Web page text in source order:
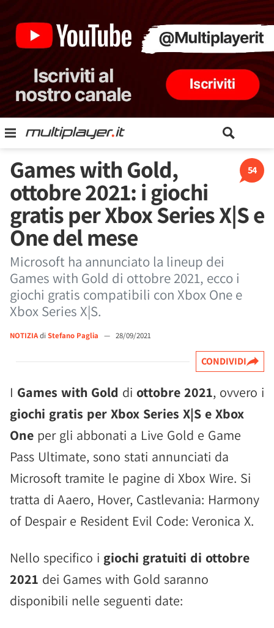
54
Games with Gold,
ottobre 2021: i giochi
gratis per Xbox Series X|S e
One del mese
Microsoft ha annunciato la lineup dei
Games with Gold di ottobre 2021, ecco i
giochi gratis compatibili con Xbox One e
Xbox Series X|S.
NOTIZIAdi Stefano Paglia — 28/09/2021
CONDIVIDI
I Games with Gold di ottobre 2021, ovvero i
giochi gratis per Xbox Series X|S e Xbox
One per gli abbonati a Live Gold e Game
Pass Ultimate, sono stati annunciati da
Microsoft tramite le pagine di Xbox Wire. Si
tratta di Aaero, Hover, Castlevania: Harmony
of Despair e Resident Evil Code: Veronica X.
Nello specifico i giochi gratuiti di ottobre
2021 dei Games with Gold saranno
disponibili nelle seguenti date: